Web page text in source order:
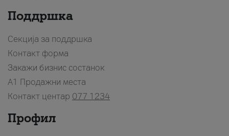
Поддршка
Секција за поддршка
Контакт форма
Закажи бизнис состанок
A1 Продажни места
Контакт центар 077 1234
Профил